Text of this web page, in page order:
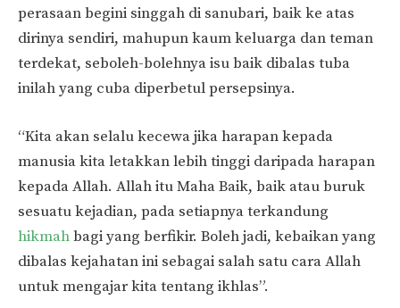
perasaan begini singgah di sanubari, baik ke atas
dirinya sendiri, mahupun kaum keluarga dan teman
terdekat, seboleh-bolehnya isu baik dibalas tuba
inilah yang cuba diperbetul persepsinya.
“Kita akan selalu kecewa jika harapan kepada
manusia kita letakkan lebih tinggi daripada harapan
kepada Allah. Allah itu Maha Baik, baik atau buruk
sesuatu kejadian, pada setiapnya terkandung
hikmahbagi yang berfikir. Boleh jadi, kebaikan yang
dibalas kejahatan ini sebagai salah satu cara Allah
untuk mengajar kita tentang ikhlas”.